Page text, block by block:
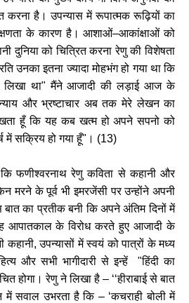
करना है। उपन्यास में रूपात्मक रूढ़ियों का
के कारण है। आशाओं–आकांक्षाओं को
दुनिया को चित्रित करना रेणु की विशेषता
उनका इतना ज्यादा मोहभंग हो गया था कि
लिखा था"मैंने आजादी की लड़ाई आज के
और भ्रष्टाचार अब तक मेरे लेखन का
हूँ कि यह कब खत्म हो अपने सपनो को
में सक्रिय हो गया हूँ" । (13)
कि फणीश्वरनाथ रेणु कविता से कहानी और
मरने के पूर्व भी इमरजेंसी पर उन्होंने अपनी
बात का प्रतीक बनी कि अपने अंतिम दिनों में
आपातकाल के विरोध करते हुए आजादी के
कहानी,उपन्यासों में स्वयं को पात्रों के मध्य
और सभी भागीदारी से इन्हें "हिंदी का
होगा। रेणु ने लिखा है – ‘‘हीराबाई से बात
में सवाल उभरता है कि– ‘कचराही बोली में